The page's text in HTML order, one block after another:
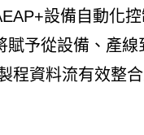
設備自動化
予從設備、產
程資料流有效整